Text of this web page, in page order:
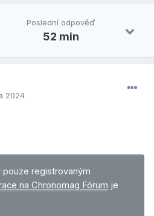
Poslední odpověď
52 min
2024
registrovaným
na Chronomag Fórum je